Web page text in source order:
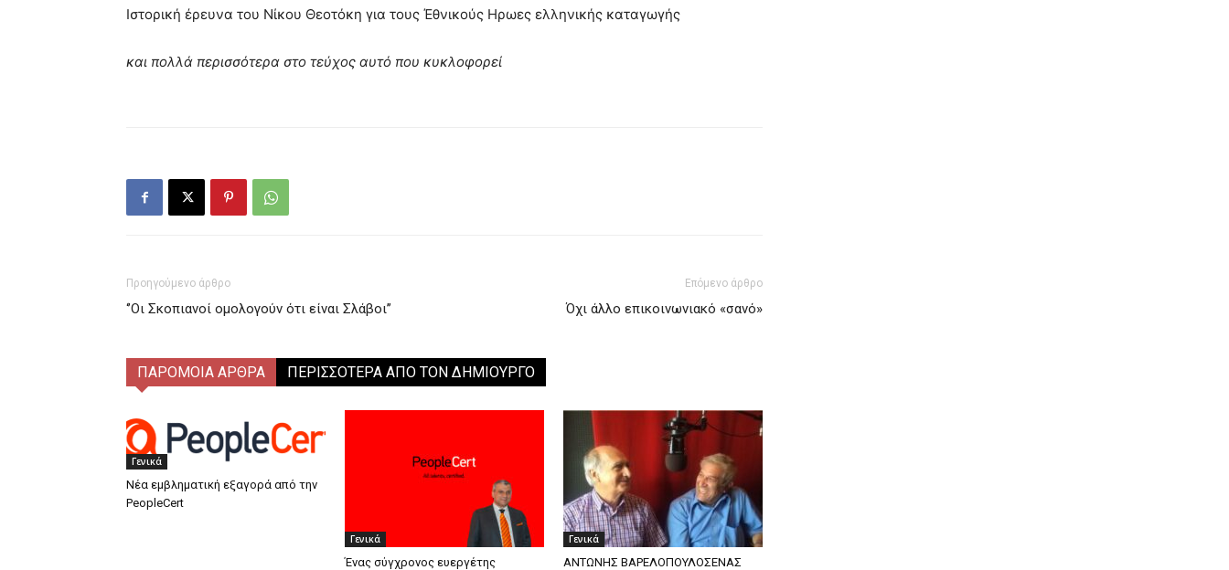
Ιστορική έρευνα του Νίκου Θεοτόκη για τους Έθνικούς Ηρωες ελληνικής καταγωγής
και πολλά περισσότερα στο τεύχος αυτό που κυκλοφορεί
Προηγούμενο άρθρο
‘’Οι Σκοπιανοί ομολογούν ότι είναι Σλάβοι’’
Επόμενο άρθρο
Όχι άλλο επικοινωνιακό «σανό»
ΠΑΡΟΜΟΙΑ ΑΡΘΡΑ ΠΕΡΙΣΣΟΤΕΡΑ ΑΠΟ ΤΟΝ ΔΗΜΙΟΥΡΓΟ
Γενικά
Νέα εμβληματική εξαγορά από την
PeopleCert
Γενικά
Ένας σύγχρονος ευεργέτης
Γενικά
ΑΝΤΩΝΗΣ ΒΑΡΕΛΟΠΟΥΛΟΣΕΝΑΣ